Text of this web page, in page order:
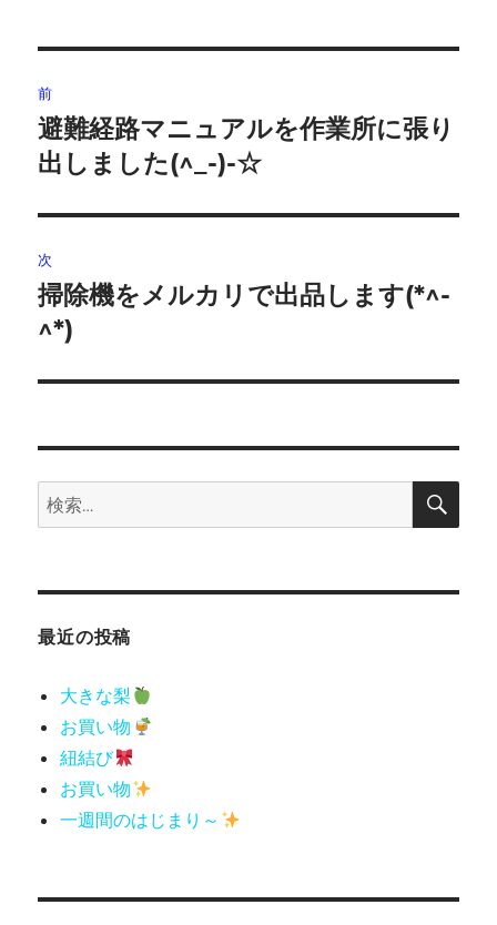
稿
ナ
ビ
ゲ
ー
シ
ン
前
前
の
稿:
避難経路マニュアルを作業所に張り
出しました(^_-)-☆
次
次
の
稿:
掃除機をメルカリで出品します(*^-
^*)
検
索:
検
最近の投稿
大きな梨
お買い物
紐結び
お買い物
一週間のはじまり～